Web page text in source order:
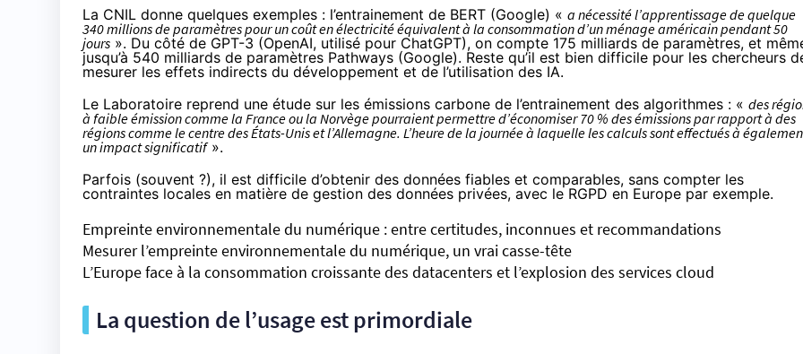
La CNIL donne quelques exemples : l’entrainement de BERT (Google) « a nécessité l’apprentissage de quelque
340 millions de paramètres pour un coût en électricité équivalent à la consommation d’un ménage américain pendant 50
jours ». Du côté de GPT-3 (OpenAI, utilisé pour ChatGPT), on compte 175 milliards de paramètres, et
jusqu’à 540 milliards de paramètres Pathways (Google). Reste qu’il est bien difficile pour les chercheurs
mesurer les effets indirects du développement et de l’utilisation des IA.
Le Laboratoire reprend une étude sur les émissions carbone de l’entrainement des algorithmes : « des
à faible émission comme la France ou la Norvège pourraient permettre d’économiser 70 % des émissions par rapport à des
régions comme le centre des États-Unis et l’Allemagne. L’heure de la journée à laquelle les calculs sont effectués à
un impact significatif».
Parfois (souvent ?), il est difficile d’obtenir des données fiables et comparables, sans compter les
contraintes locales en matière de gestion des données privées, avec le RGPD en Europe par exemple.
Empreinte environnementale du numérique : entre certitudes, inconnues et recommandations
Mesurer l’empreinte environnementale du numérique, un vrai casse-tête
L’Europe face à la consommation croissante des datacenters et l’explosion des services cloud
La question de l’usage est primordiale